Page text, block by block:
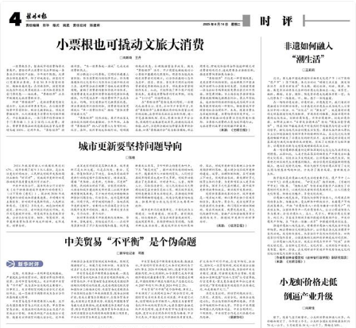
前一版 2025年06月10日